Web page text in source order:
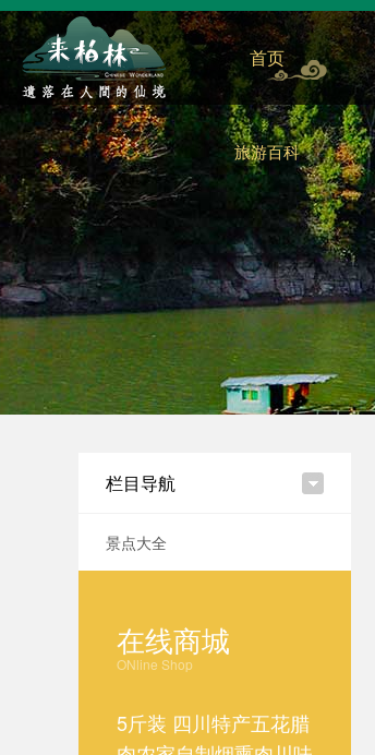
首页
旅游百科
栏目导航
景点大全
在线商城
ONline Shop
5斤装 四川特产五花腊